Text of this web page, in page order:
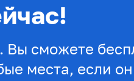
сможете
места, если